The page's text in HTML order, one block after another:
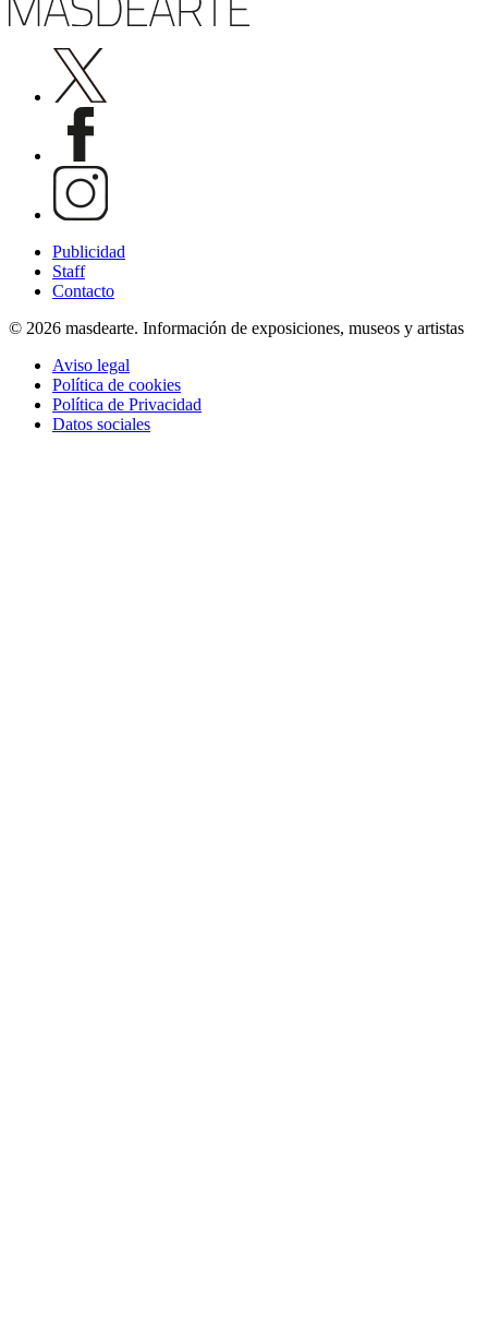
Publicidad
Staff
Contacto
© 2026 masdearte. Información de exposiciones, museos y artistas
Aviso legal
Política de cookies
Política de Privacidad
Datos sociales